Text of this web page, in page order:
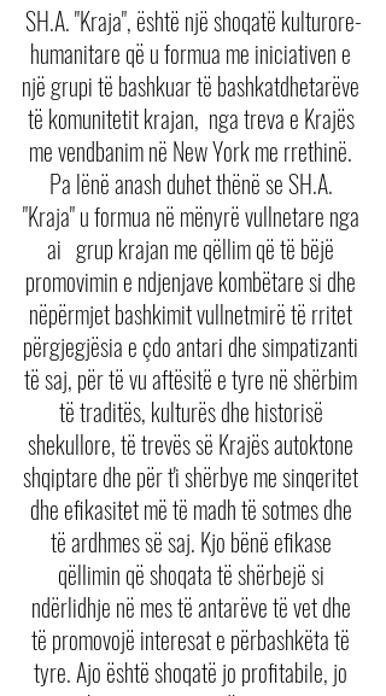
SH.A. "Kraja", është një shoqatë kulturore-
humanitare që u formua me iniciativen e
një grupi të bashkuar të bashkatdhetarëve
të komunitetit krajan,  nga treva e Krajës
me vendbanim në New York me rrethinë.
Pa lënë anash duhet thënë se SH.A.
"Kraja" u formua në mënyrë vullnetare nga
ai   grup krajan me qëllim që të bëjë
promovimin e ndjenjave kombëtare si dhe
nëpërmjet bashkimit vullnetmirë të rritet
përgjegjësia e çdo antari dhe simpatizanti
të saj, për të vu aftësitë e tyre në shërbim
të traditës, kulturës dhe historisë
shekullore, të trevës së Krajës autoktone
shqiptare dhe për t'i shërbye me sinqeritet
dhe efikasitet më të madh të sotmes dhe
të ardhmes së saj. Kjo bënë efikase
qëllimin që shoqata të shërbejë si
ndërlidhje në mes të antarëve të vet dhe
të promovojë interesat e përbashkëta të
tyre. Ajo është shoqatë jo profitabile, jo